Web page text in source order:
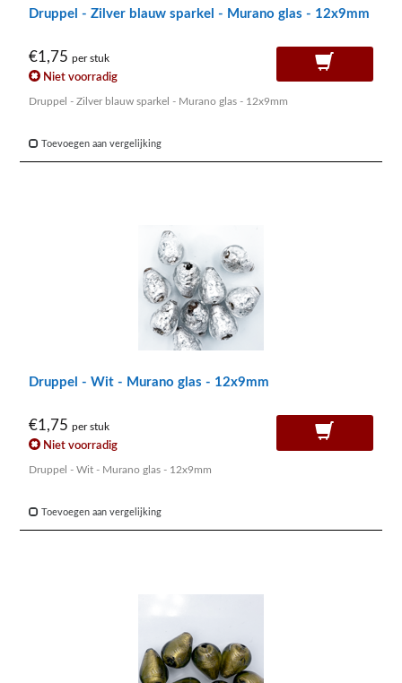
Druppel - Zilver blauw sparkel - Murano glas - 12x9mm
€1,75 per stuk
Niet voorradig
Druppel - Zilver blauw sparkel - Murano glas - 12x9mm
Toevoegen aan vergelijking
Druppel - Wit - Murano glas - 12x9mm
€1,75 per stuk
Niet voorradig
Druppel - Wit - Murano glas - 12x9mm
Toevoegen aan vergelijking